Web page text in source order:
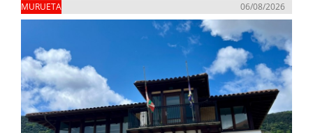
MURUETA 06/08/2026